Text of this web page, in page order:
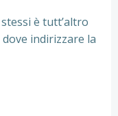
è tutt’altro
dove indirizzare la